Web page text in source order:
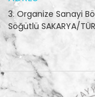
3. Organize Sanayi
Söğütlü SAKARYA/